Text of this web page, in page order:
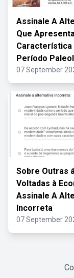
Assinale A
Que
Característica
Período
07 September
Sobre Outras
Voltadas à
Assinale A
Incorreta
07 September